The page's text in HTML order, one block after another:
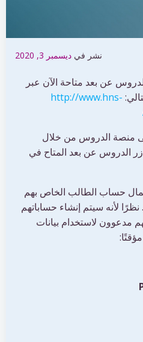
نشر في ديسمبر 3, 2020
عن بعد متاحة الآن عبر
http://www.hns-
منصة الدروس من خلال
زر الدروس عن بعد المتاح في
حساب الطالب الخاص بهم
لأنه سيتم إنشاء حساباتهم
مدعوون لاستخدام بيانات